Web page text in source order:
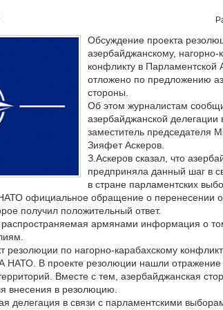
Обсуждение проекта
азербайджанскому, нагорно-
конфликту в
отложено по предложению
стороны.
Об этом журналистам
азербайджанской
заместитель председателя
Зияфет Аскеров.
З.Аскеров сказал, что
предприняла данный шаг в
в стране парламентских
официальное обращение о перенесении
получил положительный ответ.
армянами информация о
резолюции по нагорно-карабахскому
НАТО. В проекте резолюции нашли отражение
Вместе с тем, азербайджанская
внесения в резолюцию.
делегация в связи с парламентскими